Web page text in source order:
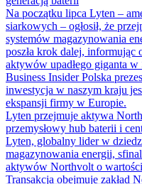
Na początku lipca Lyten –
siarkowych – ogłosił, że
systemów magazynowania
poszła krok dalej, informując
aktywów upadłego giganta
Business Insider Polska
inwestycja w naszym kraju
ekspansji firmy w Europie.
Lyten przejmuje aktywa
przemysłowy hub baterii i
Lyten, globalny lider w
magazynowania energii,
aktywów Northvolt o
Transakcja obejmuje zakład